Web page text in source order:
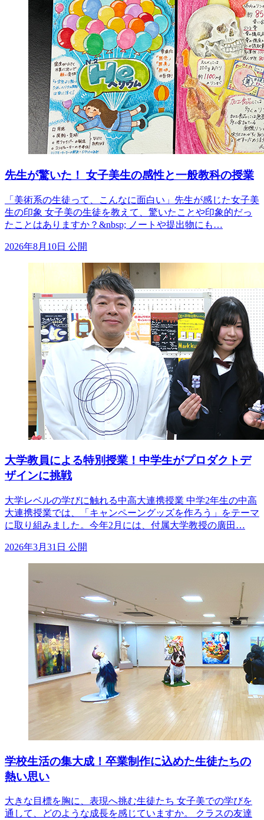
先生が驚いた！ 女子美生の感性と一般教科の授業
「美術系の生徒って、こんなに面白い」先生が感じた女子美
生の印象 女子美の生徒を教えて、驚いたことや印象的だっ
たことはありますか？&nbsp; ノートや提出物にも…
2026年8月10日 公開
大学教員による特別授業！中学生がプロダクトデ
ザインに挑戦
大学レベルの学びに触れる中高大連携授業 中学2年生の中高
大連携授業では、「キャンペーングッズを作ろう」をテーマ
に取り組みました。今年2月には、付属大学教授の廣田…
2026年3月31日 公開
学校生活の集大成！卒業制作に込めた生徒たちの
熱い思い
大きな目標を胸に、表現へ挑む生徒たち 女子美での学びを
通して、どのような成長を感じていますか。 クラスの友達